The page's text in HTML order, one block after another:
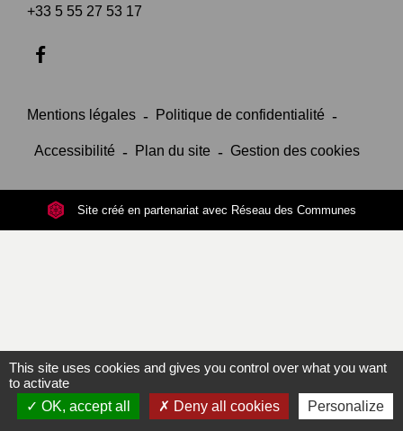
+33 5 55 27 53 17
Mentions légales - Politique de confidentialité -
Accessibilité - Plan du site - Gestion des cookies
Site créé en partenariat avec Réseau des Communes
This site uses cookies and gives you control over what you want
to activate
OK, accept all
Deny all cookies Personalize